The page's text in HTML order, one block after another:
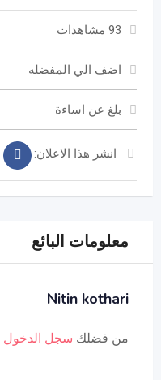
93 مشاهدات
اضف الي المفضله
بلغ عن اساءة
انشر هذا الاعلان:
معلومات البائع
Nitin kothari
من فضلك سجل الدخول